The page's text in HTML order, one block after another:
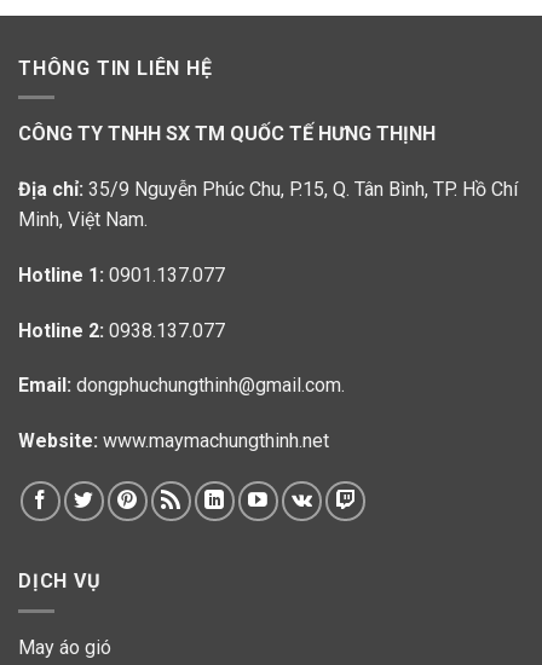
THÔNG TIN LIÊN HỆ
CÔNG TY TNHH SX TM QUỐC TẾ HƯNG THỊNH
Địa chỉ: 35/9 Nguyễn Phúc Chu, P.15, Q. Tân Bình, TP. Hồ Chí
Minh, Việt Nam.
Hotline 1: 0901.137.077
Hotline 2: 0938.137.077
Email: dongphuchungthinh@gmail.com.
Website: www.maymachungthinh.net
DỊCH VỤ
May áo gió